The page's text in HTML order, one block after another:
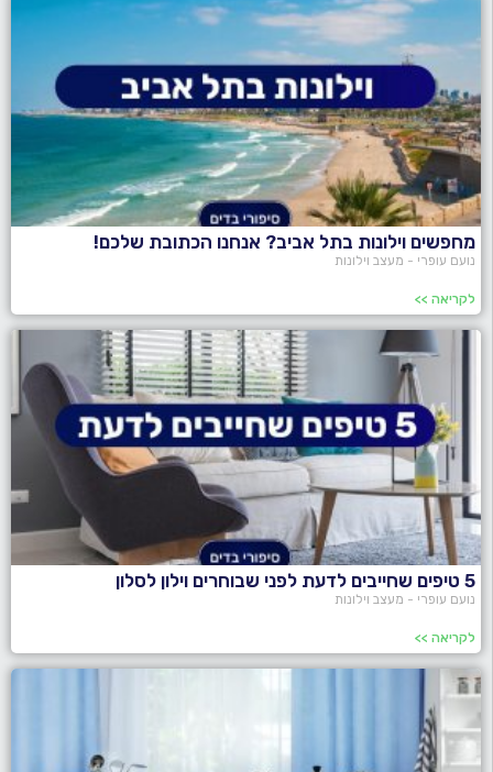
מחפשים וילונות בתל אביב? אנחנו הכתובת שלכם!
נועם עופרי - מעצב וילונות
לקריאה >>
5 טיפים שחייבים לדעת לפני שבוחרים וילון לסלון
נועם עופרי - מעצב וילונות
לקריאה >>